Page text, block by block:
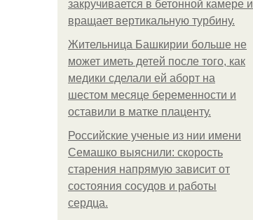
закручивается в бетонной камере и
вращает вертикальную турбину.
Жительница Башкирии больше не
может иметь детей после того, как
медики сделали ей аборт на
шестом месяце беременности и
оставили в матке плаценту.
Российские ученые из нии имени
Семашко выяснили: скорость
старения напрямую зависит от
состояния сосудов и работы
сердца.